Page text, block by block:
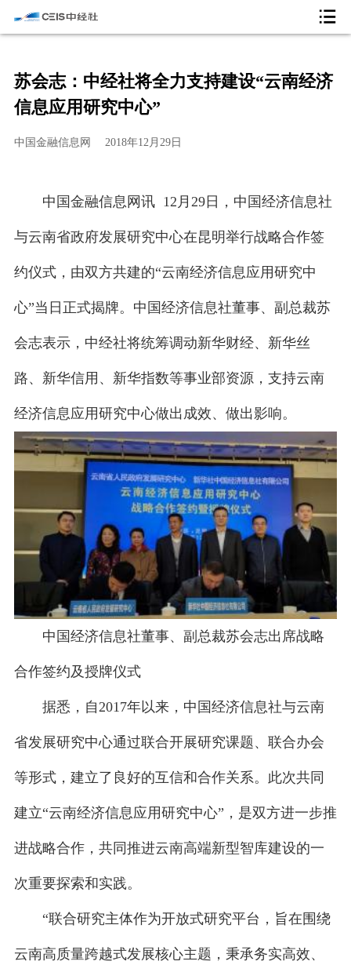
苏会志：中经社将全力支持建设“云南经济
信息应用研究中心”
中国金融信息网 2018年12月29日
中国金融信息网讯 12月29日，中国经济信息社
与云南省政府发展研究中心在昆明举行战略合作签
约仪式，由双方共建的“云南经济信息应用研究中
心”当日正式揭牌。中国经济信息社董事、副总裁苏
会志表示，中经社将统筹调动新华财经、新华丝
路、新华信用、新华指数等事业部资源，支持云南
经济信息应用研究中心做出成效、做出影响。
中国经济信息社董事、副总裁苏会志出席战略
合作签约及授牌仪式
据悉，自2017年以来，中国经济信息社与云南
省发展研究中心通过联合开展研究课题、联合办会
等形式，建立了良好的互信和合作关系。此次共同
建立“云南经济信息应用研究中心”，是双方进一步推
进战略合作，共同推进云南高端新型智库建设的一
次重要探索和实践。
“联合研究主体作为开放式研究平台，旨在围绕
云南高质量跨越式发展核心主题，秉承务实高效、